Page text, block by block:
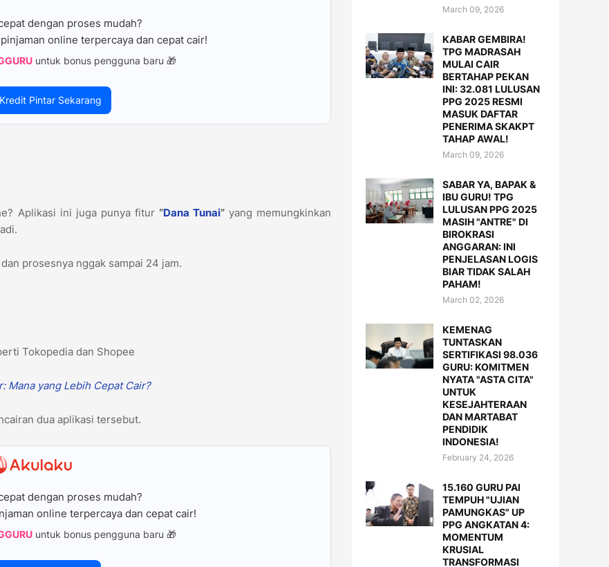
dengan proses mudah?
online terpercaya dan cepat cair!
untuk bonus pengguna baru 🎁
Pintar Sekarang
Aplikasi ini juga punya fitur “Dana Tunai”yang memungkinkan
prosesnya nggak sampai 24 jam.
Tokopedia dan Shopee
Mana yang Lebih Cepat Cair?
dua aplikasi tersebut.
dengan proses mudah?
online terpercaya dan cepat cair!
untuk bonus pengguna baru 🎁
March 09, 2026
KABAR GEMBIRA!
TPG MADRASAH
MULAI CAIR
BERTAHAP PEKAN
INI: 32.081 LULUSAN
PPG 2025 RESMI
MASUK DAFTAR
PENERIMA SKAKPT
TAHAP AWAL!
March 09, 2026
SABAR YA, BAPAK &
IBU GURU! TPG
LULUSAN PPG 2025
MASIH "ANTRE" DI
BIROKRASI
ANGGARAN: INI
PENJELASAN LOGIS
BIAR TIDAK SALAH
PAHAM!
March 02, 2026
KEMENAG
TUNTASKAN
SERTIFIKASI 98.036
GURU: KOMITMEN
NYATA "ASTA CITA"
UNTUK
KESEJAHTERAAN
DAN MARTABAT
PENDIDIK
INDONESIA!
February 24, 2026
15.160 GURU PAI
TEMPUH "UJIAN
PAMUNGKAS" UP
PPG ANGKATAN 4:
MOMENTUM
KRUSIAL
TRANSFORMASI